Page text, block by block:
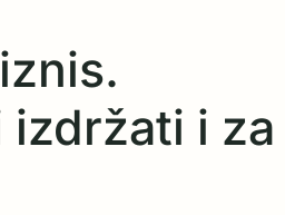
i za